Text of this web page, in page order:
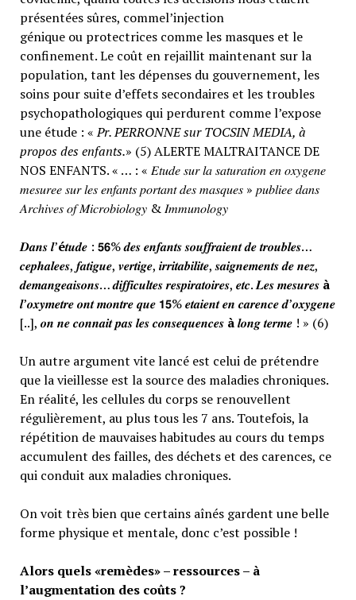
présentées sûres, commel’injection
génique ou protectrices comme les masques et le
confinement. Le coût en rejaillit maintenant sur la
population, tant les dépenses du gouvernement, les
soins pour suite d’effets secondaires et les troubles
psychopathologiques qui perdurent comme l’expose
une étude : «Pr. PERRONNE sur TOCSIN MEDIA, à
propos des enfants.» (5) ALERTE MALTRAITANCE DE
NOS ENFANTS. « … : « 𝐸𝑡𝑢𝑑𝑒 𝑠𝑢𝑟 𝑙𝑎 𝑠𝑎𝑡𝑢𝑟𝑎𝑡𝑖𝑜𝑛 𝑒𝑛 𝑜𝑥𝑦𝑔𝑒𝑛𝑒
𝑚𝑒𝑠𝑢𝑟𝑒𝑒 𝑠𝑢𝑟 𝑙𝑒𝑠 𝑒𝑛𝑓𝑎𝑛𝑡𝑠 𝑝𝑜𝑟𝑡𝑎𝑛𝑡 𝑑𝑒𝑠 𝑚𝑎𝑠𝑞𝑢𝑒𝑠 » 𝑝𝑢𝑏𝑙𝑖𝑒𝑒 𝑑𝑎𝑛𝑠
𝐴𝑟𝑐ℎ𝑖𝑣𝑒𝑠 𝑜𝑓 𝑀𝑖𝑐𝑟𝑜𝑏𝑖𝑜𝑙𝑜𝑔𝑦 & 𝐼𝑚𝑚𝑢𝑛𝑜𝑙𝑜𝑔𝑦
𝑫𝒂𝒏𝒔 𝒍’é𝒕𝒖𝒅𝒆 : 𝟱𝟲% 𝒅𝒆𝒔 𝒆𝒏𝒇𝒂𝒏𝒕𝒔 𝒔𝒐𝒖𝒇𝒇𝒓𝒂𝒊𝒆𝒏𝒕 𝒅𝒆 𝒕𝒓𝒐𝒖𝒃𝒍𝒆𝒔…
𝒄𝒆𝒑𝒉𝒂𝒍𝒆𝒆𝒔, 𝒇𝒂𝒕𝒊𝒈𝒖𝒆, 𝒗𝒆𝒓𝒕𝒊𝒈𝒆, 𝒊𝒓𝒓𝒊𝒕𝒂𝒃𝒊𝒍𝒊𝒕𝒆, 𝒔𝒂𝒊𝒈𝒏𝒆𝒎𝒆𝒏𝒕𝒔 𝒅𝒆 𝒏𝒆𝒛,
𝒅𝒆𝒎𝒂𝒏𝒈𝒆𝒂𝒊𝒔𝒐𝒏𝒔… 𝒅𝒊𝒇𝒇𝒊𝒄𝒖𝒍𝒕𝒆𝒔 𝒓𝒆𝒔𝒑𝒊𝒓𝒂𝒕𝒐𝒊𝒓𝒆𝒔, 𝒆𝒕𝒄. 𝑳𝒆𝒔 𝒎𝒆𝒔𝒖𝒓𝒆𝒔 à
𝒍’𝒐𝒙𝒚𝒎𝒆𝒕𝒓𝒆 𝒐𝒏𝒕 𝒎𝒐𝒏𝒕𝒓𝒆 𝒒𝒖𝒆 𝟭𝟱% 𝒆𝒕𝒂𝒊𝒆𝒏𝒕 𝒆𝒏 𝒄𝒂𝒓𝒆𝒏𝒄𝒆 𝒅’𝒐𝒙𝒚𝒈𝒆𝒏𝒆
[..], 𝒐𝒏 𝒏𝒆 𝒄𝒐𝒏𝒏𝒂𝒊𝒕 𝒑𝒂𝒔 𝒍𝒆𝒔 𝒄𝒐𝒏𝒔𝒆𝒒𝒖𝒆𝒏𝒄𝒆𝒔 à𝒍𝒐𝒏𝒈 𝒕𝒆𝒓𝒎𝒆 ! » (6)
Un autre argument vite lancé est celui de prétendre
que la vieillesse est la source des maladies chroniques.
En réalité, les cellules du corps se renouvellent
régulièrement, au plus tous les 7 ans. Toutefois, la
répétition de mauvaises habitudes au cours du temps
accumulent des failles, des déchets et des carences, ce
qui conduit aux maladies chroniques.
On voit très bien que certains aînés gardent une belle
forme physique et mentale, donc c’est possible !
Alors quels «remèdes» – ressources – à
l’augmentation des coûts ?